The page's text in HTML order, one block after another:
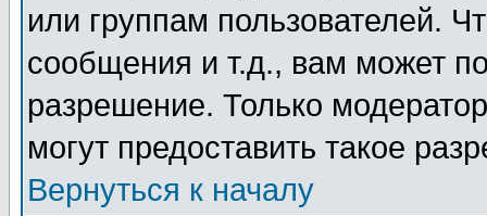
или группам пользователей.
сообщения и т.д., вам может
разрешение. Только
могут предоставить такое
Вернуться к началу